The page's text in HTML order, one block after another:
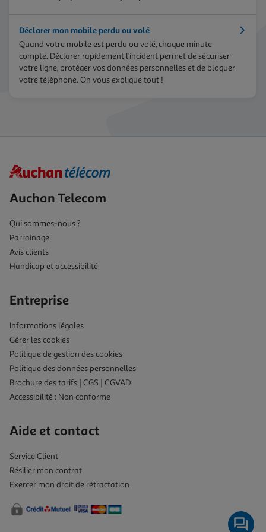
Déclarer mon mobile perdu ou volé
Quand votre mobile est perdu ou volé, chaque minute
compte. Déclarer rapidement l’incident permet de sécuriser
votre ligne, protéger vos données personnelles et de bloquer
votre téléphone. On vous explique tout !
Auchan Telecom
Qui sommes-nous ?
Parrainage
Avis clients
Handicap et accessibilité
Entreprise
Informations légales
Gérer les cookies
Politique de gestion des cookies
Politique des données personnelles
Brochure des tarifs | CGS | CGVAD
Accessibilité : Non conforme
Aide et contact
Service Client
Résilier mon contrat
Exercer mon droit de rétractation